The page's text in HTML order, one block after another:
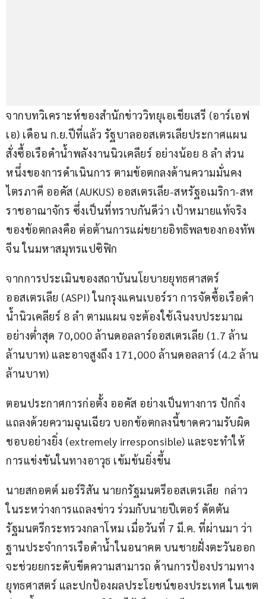
จากบทวิเคราะห์ของสำนักข่าววิทยุเอเชียเสรี (อาร์เอฟ
เอ) เดือน​ ก.ย.ปีที่แล้ว รัฐบาลออสเตรเลียประกาศแผน
สั่งซื้อเรือดำน้ำพลังงานนิวเคลียร์ อย่างน้อย 8 ลำ ส่วน
หนึ่งของการดำเนินการ ตามข้อตกลงด้านความมั่นคง
ไตรภาคี ออคัส (AUKUS) ออสเตรเลีย-สหรัฐอเมริกา-สห
ราชอาณาจักร ซึ่งเป็นที่ทราบกันดีว่า เป้าหมายแท้จริง
ของข้อตกลงคือ ต่อต้านการแผ่ขยายอิทธิพลของกองทัพ
จีน ในมหาสมุทรแปซิฟิก
จากการประเมินของสถาบันนโยบายยุทธศาสตร์
ออสเตรเลีย (ASPI) ในกรุงแคนเบอร์รา การจัดซื้อเรือดำ
น้ำนิวเคลียร์ 8 ลำ​ ตามแผน จะต้องใช้เงินงบประมาณ
อย่างต่ำสุด 70,000 ล้านดอลลาร์ออสเตรเลีย (1.7 ล้าน
ล้านบาท) และอาจสูงถึง 171,000 ล้านดอลลาร์ (4.2 ล้าน
ล้านบาท)
ตอนประกาศการก่อตั้ง ออคัส อย่างเป็นทางการ ปักกิ่ง
แถลงด้วยความฉุนเฉียว บอกข้อตกลงนี้ขาดความรับผิด
ชอบอย่างยิ่ง (extremely irresponsible) และจะทำให้
การแข่งขันในทางอาวุธ เข้มข้นยิ่งขึ้น
นายสกอตต์ มอร์ริสัน นายกรัฐมนตรีออสเตรเลีย  กล่าว
ในระหว่างการแถลงข่าว ร่วมกับนายปีเตอร์ ดัตตัน
รัฐมนตรีกระทรวงกลาโหม เมื่อวันที่ 7 มี.ค. ที่ผ่านมา ว่า
ฐานประจำการเรือดำน้ำในอนาคต บนชายฝั่งตะวันออก
จะช่วยยกระดับขีดความสามารถ ด้านการป้องปรามทาง
ยุทธศาสตร์ และปกป้องผลประโยชน์ของประเทศ ในเขต